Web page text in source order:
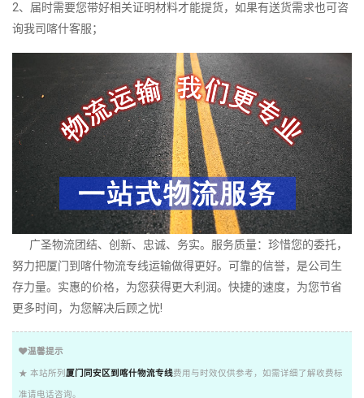
2、届时需要您带好相关证明材料才能提货，如果有送货需求也可咨
询我司喀什客服；
广圣物流团结、创新、忠诚、务实。服务质量：珍惜您的委托，
努力把厦门到喀什物流专线运输做得更好。可靠的信誉，是公司生
存力量。实惠的价格，为您获得更大利润。快捷的速度，为您节省
更多时间，为您解决后顾之忧!
温馨提示
★ 本站所列 厦门同安区到喀什物流专线费用与时效仅供参考，如需详细了解收费标
准请电话咨询。